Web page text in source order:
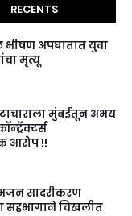
RECENTS
भीषण अपघातात युवा
मृत्यू
मुंबईतून अभय
आरोप !!
सादरीकरण
सहभागाने चिखलीत